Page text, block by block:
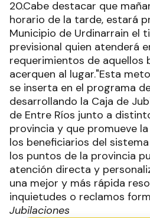
20.Cabe destacar que
horario de la tarde, estará
Municipio de Urdinarrain el
previsional quien atenderá
requerimientos de aquellos
acerquen al lugar."Esta
se inserta en el programa
desarrollando la Caja de
de Entre Ríos junto a
provincia y que promueve
los beneficiarios del
los puntos de la provincia
atención directa y
una mejor y más rápida
inquietudes o reclamos
Jubilaciones